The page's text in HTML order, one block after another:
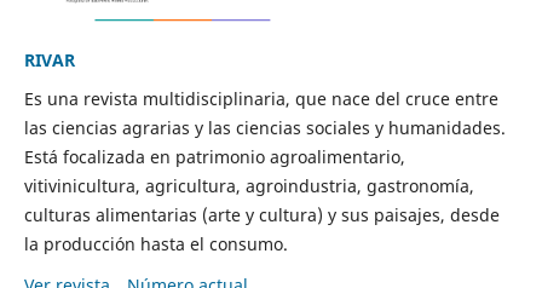
RIVAR
Es una revista multidisciplinaria, que nace del cruce entre
las ciencias agrarias y las ciencias sociales y humanidades.
Está focalizada en patrimonio agroalimentario,
vitivinicultura, agricultura, agroindustria, gastronomía,
culturas alimentarias (arte y cultura) y sus paisajes, desde
la producción hasta el consumo.